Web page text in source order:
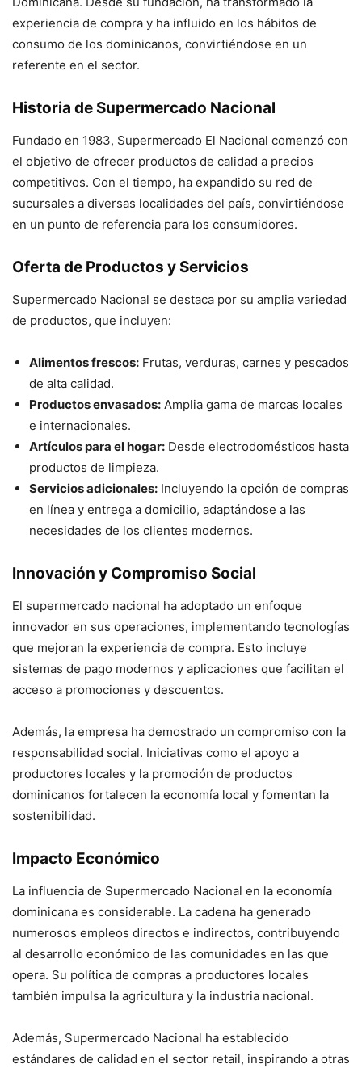
experiencia de compra y ha influido en los hábitos de
consumo de los dominicanos, convirtiéndose en un
referente en el sector.
Historia de Supermercado Nacional
Fundado en 1983, Supermercado El Nacional comenzó con
el objetivo de ofrecer productos de calidad a precios
competitivos. Con el tiempo, ha expandido su red de
sucursales a diversas localidades del país, convirtiéndose
en un punto de referencia para los consumidores.
Oferta de Productos y Servicios
Supermercado Nacional se destaca por su amplia variedad
de productos, que incluyen:
Alimentos frescos: Frutas, verduras, carnes y pescados
de alta calidad.
Productos envasados: Amplia gama de marcas locales
e internacionales.
Artículos para el hogar: Desde electrodomésticos hasta
productos de limpieza.
Servicios adicionales: Incluyendo la opción de compras
en línea y entrega a domicilio, adaptándose a las
necesidades de los clientes modernos.
Innovación y Compromiso Social
El supermercado nacional ha adoptado un enfoque
innovador en sus operaciones, implementando tecnologías
que mejoran la experiencia de compra. Esto incluye
sistemas de pago modernos y aplicaciones que facilitan el
acceso a promociones y descuentos.
Además, la empresa ha demostrado un compromiso con la
responsabilidad social. Iniciativas como el apoyo a
productores locales y la promoción de productos
dominicanos fortalecen la economía local y fomentan la
sostenibilidad.
Impacto Económico
La influencia de Supermercado Nacional en la economía
dominicana es considerable. La cadena ha generado
numerosos empleos directos e indirectos, contribuyendo
al desarrollo económico de las comunidades en las que
opera. Su política de compras a productores locales
también impulsa la agricultura y la industria nacional.
Además, Supermercado Nacional ha establecido
estándares de calidad en el sector retail, inspirando a otras